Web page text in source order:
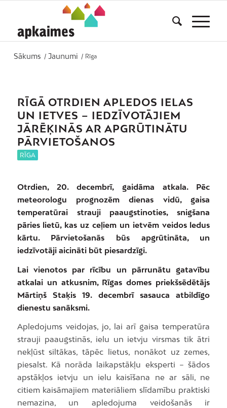
Sākums / Jaunumi / Rīga
RĪGĀ OTRDIEN APLEDOS IELAS
UN IETVES – IEDZĪVOTĀJIEM
JĀRĒĶINĀS AR APGRŪTINĀTU
PĀRVIETOŠANOS
RĪGA
Otrdien, 20. decembrī, gaidāma atkala. Pēc
meteorologu prognozēm dienas vidū, gaisa
temperatūrai strauji paaugstinoties, snigšana
pāries lietū, kas uz ceļiem un ietvēm veidos ledus
kārtu. Pārvietošanās būs apgrūtināta, un
iedzīvotāji aicināti būt piesardzīgi.
Lai vienotos par rīcību un pārrunātu gatavību
atkalai un atkusnim, Rīgas domes priekšsēdētājs
Mārtiņš Staķis 19. decembrī sasauca atbildīgo
dienestu sanāksmi.
Apledojums veidojas, jo, lai arī gaisa temperatūra
strauji paaugstinās, ielu un ietvju virsmas tik ātri
nekļūst siltākas, tāpēc lietus, nonākot uz zemes,
piesalst. Kā norāda laikapstākļu eksperti – šādos
apstākļos ietvju un ielu kaisīšana ne ar sāli, ne
citiem kaisāmajiem materiāliem slīdamību praktiski
nemazina, un apledojuma veidošanās ir